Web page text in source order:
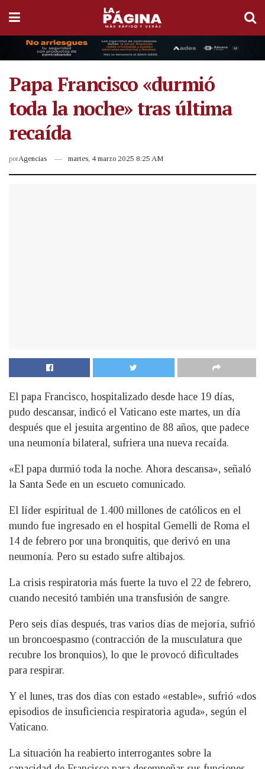
Papa Francisco «durmió
toda la noche» tras última
recaída
porAgencias martes, 4 marzo 2025 8:25 AM
El papa Francisco, hospitalizado desde hace 19 días,
pudo descansar, indicó el Vaticano este martes, un día
después que el jesuita argentino de 88 años, que padece
una neumonía bilateral, sufriera una nueva recaída.
«El papa durmió toda la noche. Ahora descansa», señaló
la Santa Sede en un escueto comunicado.
El líder espiritual de 1.400 millones de católicos en el
mundo fue ingresado en el hospital Gemelli de Roma el
14 de febrero por una bronquitis, que derivó en una
neumonía. Pero su estado sufre altibajos.
La crisis respiratoria más fuerte la tuvo el 22 de febrero,
cuando necesitó también una transfusión de sangre.
Pero seis días después, tras varios días de mejoría, sufrió
un broncoespasmo (contracción de la musculatura que
recubre los bronquios), lo que le provocó dificultades
para respirar.
Y el lunes, tras dos días con estado «estable», sufrió «dos
episodios de insuficiencia respiratoria aguda», según el
Vaticano.
La situación ha reabierto interrogantes sobre la